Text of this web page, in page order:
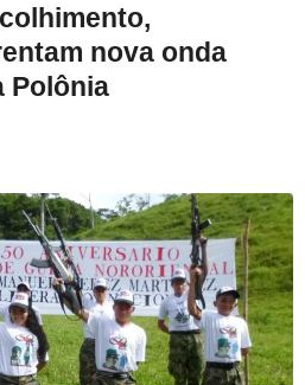
nova onda
Polônia